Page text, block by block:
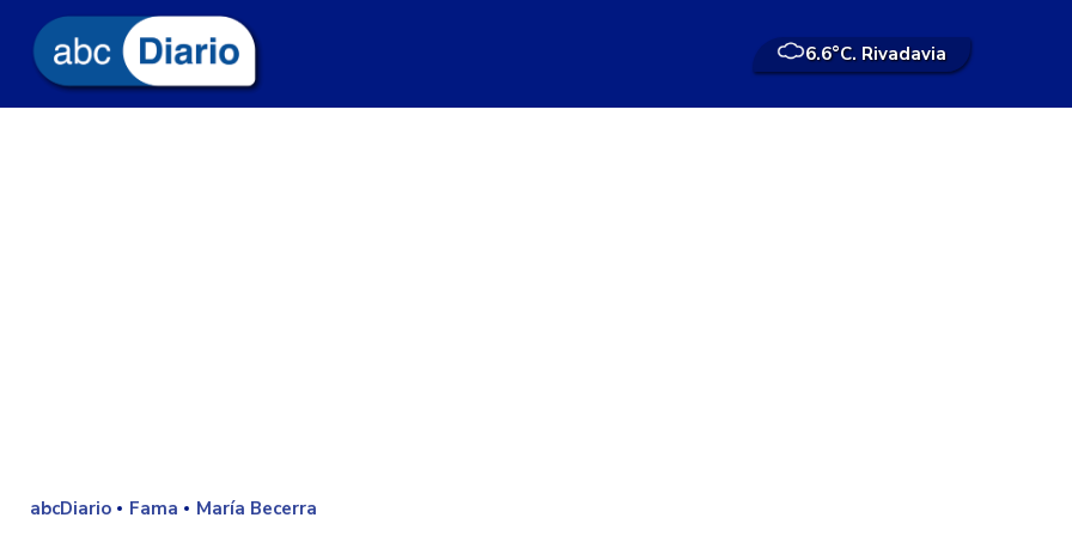
6.6°C. Rivadavia
abcDiario Fama María Becerra